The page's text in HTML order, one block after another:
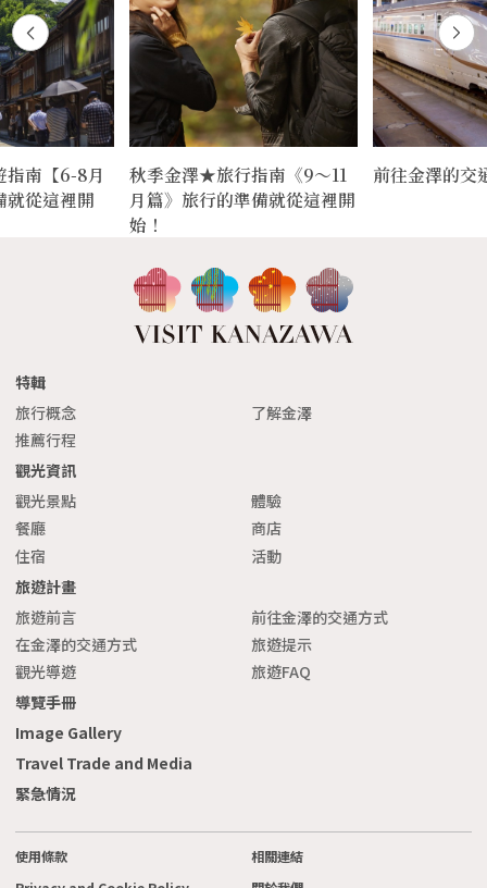
南【6-8月
就從這裡開
秋季金澤★旅行指南《9〜11
月篇》旅行的準備就從這裡開
始！
前往金澤的交
特輯
旅行概念
了解金澤
推薦行程
觀光資訊
觀光景點
體驗
餐廳
商店
住宿
活動
旅遊計畫
旅遊前言
前往金澤的交通方式
在金澤的交通方式
旅遊提示
觀光導遊
旅遊FAQ
導覽手冊
Image Gallery
Travel Trade and Media
緊急情況
使用條款
相關連結